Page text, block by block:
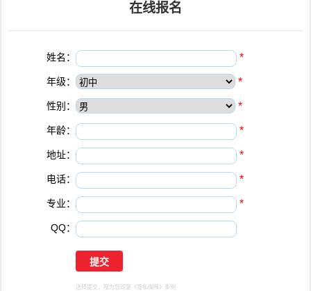
在线报名
姓名： *
年级： *
性别： *
年龄： *
地址： *
电话： *
专业： *
QQ：
选择提交，视为您同意 《隐私保障》 条例